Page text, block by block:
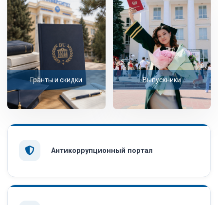
Гранты и скидки Выпускники
Антикоррупционный портал